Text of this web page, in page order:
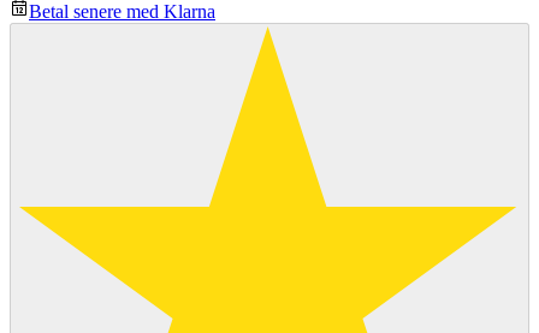
Betal senere med Klarna